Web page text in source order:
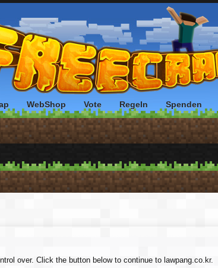
over. Click the button below to continue to lawpang.co.kr.
WebShop Vote Regeln Spenden